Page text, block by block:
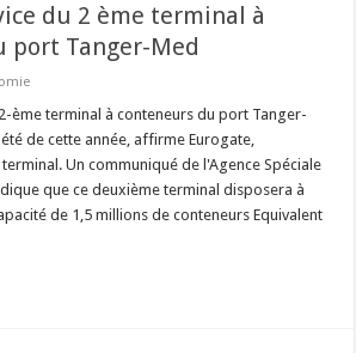
du 2 ème terminal à
port Tanger-Med
ème terminal à conteneurs du port Tanger-
de cette année, affirme Eurogate,
Un communiqué de l'Agence Spéciale
que ce deuxième terminal disposera à
de 1,5 millions de conteneurs Equivalent